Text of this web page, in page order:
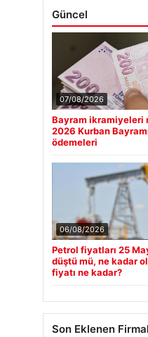
Güncel
07/08/2026
Bayram ikramiyeleri
2026 Kurban
ödemeleri
06/08/2026
Petrol fiyatları 25
düştü mü, ne kadar
fiyatı ne kadar?
Son Eklenen